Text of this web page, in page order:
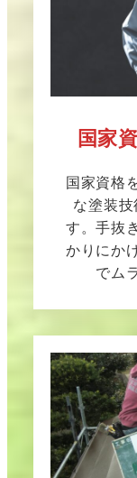
国家
国家資格
な塗装
す。手抜
かりにか
でム